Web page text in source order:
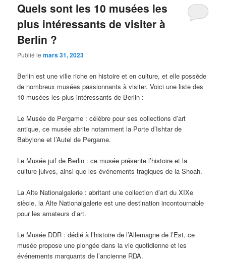
Quels sont les 10 musées les
plus intéressants de visiter à
Berlin ?
Publié lemars 31, 2023
Berlin est une ville riche en histoire et en culture, et elle possède
de nombreux musées passionnants à visiter. Voici une liste des
10 musées les plus intéressants de Berlin :
Le Musée de Pergame : célèbre pour ses collections d’art
antique, ce musée abrite notamment la Porte d’Ishtar de
Babylone et l’Autel de Pergame.
Le Musée juif de Berlin : ce musée présente l’histoire et la
culture juives, ainsi que les événements tragiques de la Shoah.
La Alte Nationalgalerie : abritant une collection d’art du XIXe
siècle, la Alte Nationalgalerie est une destination incontournable
pour les amateurs d’art.
Le Musée DDR : dédié à l’histoire de l’Allemagne de l’Est, ce
musée propose une plongée dans la vie quotidienne et les
événements marquants de l’ancienne RDA.